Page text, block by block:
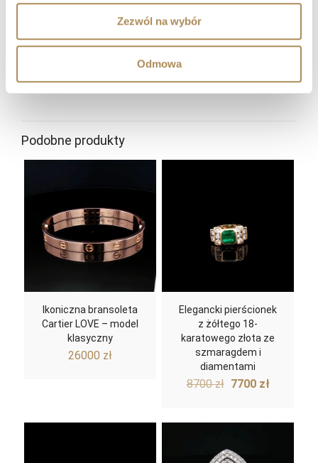
Zezwól na wybór
Odmowa
Czy współpracujecie z klientami z zagranicy?
Gdzie mogę śledzić nowości i wydarzenia LUXOS
Podobne produkty
Ikoniczna bransoleta
Cartier LOVE – model
klasyczny
26000 zł
Elegancki pierścionek
z żółtego 18-
karatowego złota ze
szmaragdem i
diamentami
8700zł Pierwotna
7700 zł